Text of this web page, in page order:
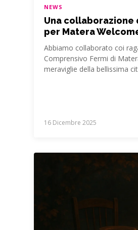
NEWS
Una collaborazione
per Matera
Abbiamo collaborato coi
Comprensivo Fermi di
meraviglie della bellissima
16 Dicembre 2025